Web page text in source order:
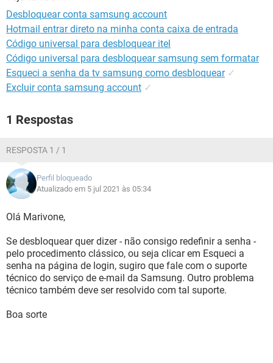
GUIA DE COMPRAS
Desbloquear conta samsung account
Hotmail entrar direto na minha conta caixa de entrada
Código universal para desbloquear itel
Código universal para desbloquear samsung sem formatar
Esqueci a senha da tv samsung como desbloquear ✓
Excluir conta samsung account ✓
1 Respostas
RESPOSTA 1 / 1
Perfil bloqueado
Atualizado em 5 jul 2021 às 05:34
Olá Marivone,
Se desbloquear quer dizer - não consigo redefinir a senha -
pelo procedimento clássico, ou seja clicar em Esqueci a
senha na página de login, sugiro que fale com o suporte
técnico do serviço de e-mail da Samsung. Outro problema
técnico também deve ser resolvido com tal suporte.
Boa sorte